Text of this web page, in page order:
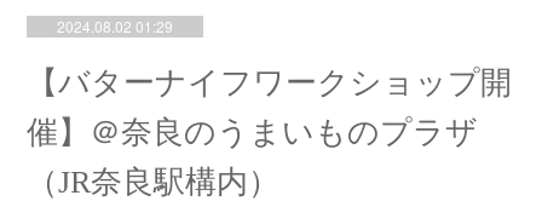
2024.08.02 01:29
【バターナイフワークショップ開
催】＠奈良のうまいものプラザ
（JR奈良駅構内）